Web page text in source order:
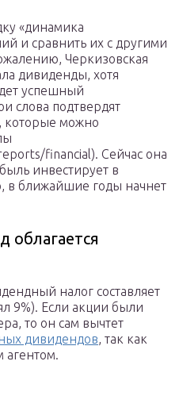
«динамика
и сравнить их с другими
Черкизовская
дивиденды, хотя
успешный
слова подтвердят
можно
financial). Сейчас она
инвестирует в
в ближайшие годы начнет
налог составляет
9%). Если акции были
то он сам вычтет
дивидендов, так как
агентом.